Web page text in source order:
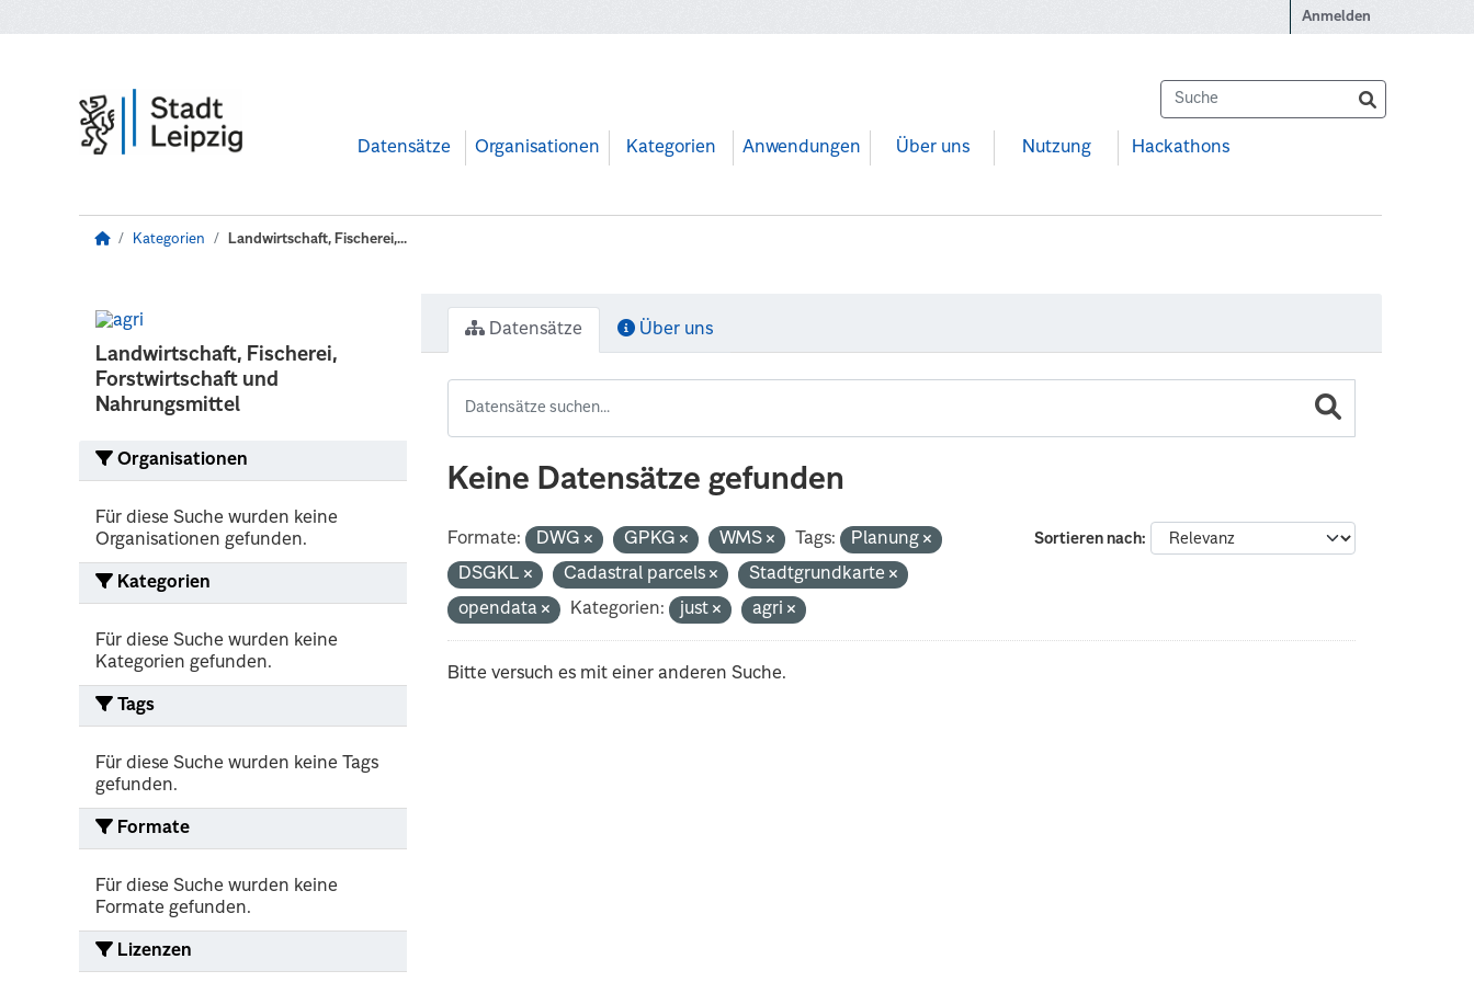
Anmelden
Datensätze Organisationen Kategorien Anwendungen Über uns Nutzung Hackathons
Kategorien Landwirtschaft, Fischerei,...
Landwirtschaft, Fischerei,
Forstwirtschaft und
Nahrungsmittel
Organisationen
Für diese Suche wurden keine
Organisationen gefunden.
Kategorien
Für diese Suche wurden keine
Kategorien gefunden.
Tags
Für diese Suche wurden keine Tags
gefunden.
Formate
Für diese Suche wurden keine
Formate gefunden.
Lizenzen
Datensätze Über uns
Keine Datensätze gefunden
Sortieren nach
Formate: DWG GPKG WMS Tags:
Planung
DSGKL
Cadastral parcels
Stadtgrundkarte
opendata
Kategorien: just agri
Bitte versuch es mit einer anderen Suche.